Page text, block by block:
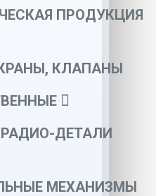
ПРОДУКЦИЯ
КЛАПАНЫ
ДЕТАЛИ
МЕХАНИЗМЫ